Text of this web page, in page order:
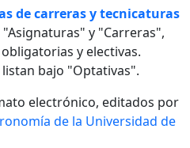
de carreras y tecnicaturas
"Asignaturas" y "Carreras",
y electivas.
bajo "Optativas".
electrónico, editados por
de la Universidad de